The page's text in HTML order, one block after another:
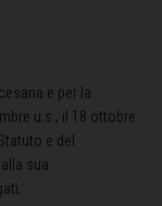
e per la
u.s., il 18 ottobre
e del
sua